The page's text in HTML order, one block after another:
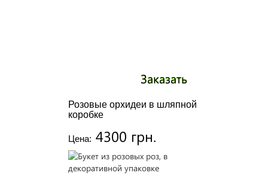
Розовые орхидеи в шляпной
коробке
Цена: 4300 грн.
Заказать